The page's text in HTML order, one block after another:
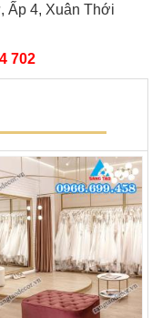
Ấp 4, Xuân Thới
702